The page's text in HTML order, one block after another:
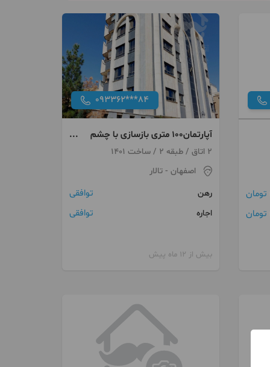
093362***84
آپارتمان۱۰۰ متری بازسازی با چشم
انداز
2 اتاق / طبقه 2 / ساخت 1401
اصفهان - تالار
رهن
توافقی
اجاره توافقی
بیش از 12 ماه پیش